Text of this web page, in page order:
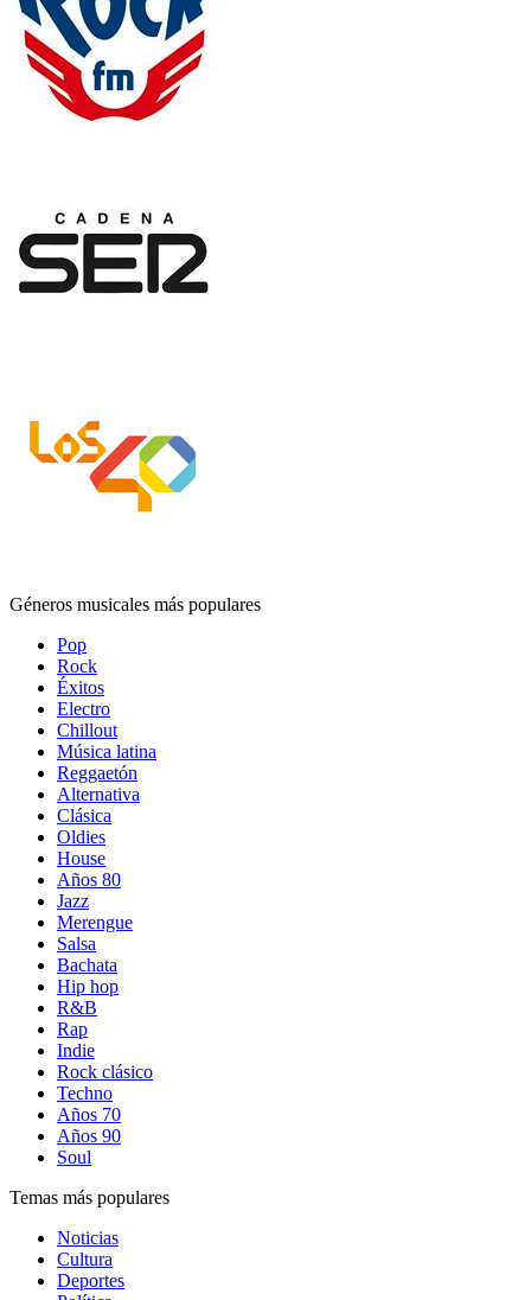
Géneros musicales más populares
Pop
Rock
Éxitos
Electro
Chillout
Música latina
Reggaetón
Alternativa
Clásica
Oldies
House
Años 80
Jazz
Merengue
Salsa
Bachata
Hip hop
R&B
Rap
Indie
Rock clásico
Techno
Años 70
Años 90
Soul
Temas más populares
Noticias
Cultura
Deportes